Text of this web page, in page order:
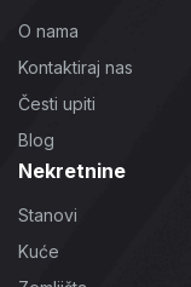
O nama
Kontaktiraj nas
Česti upiti
Blog
Nekretnine
Stanovi
Kuće